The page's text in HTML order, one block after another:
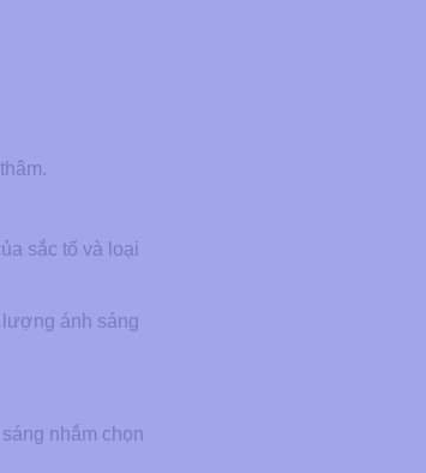
sắc tố và loại
lượng ánh sáng
nhắm chọn